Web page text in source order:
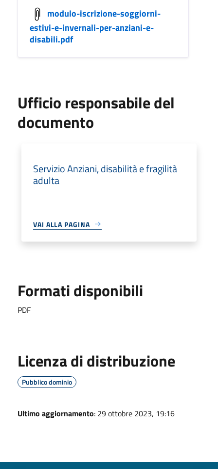
modulo-iscrizione-soggiorni-
estivi-e-invernali-per-anziani-e-
disabili.pdf
Ufficio responsabile del
documento
Servizio Anziani, disabilità e fragilità
adulta
VAI ALLA PAGINA
Formati disponibili
PDF
Licenza di distribuzione
Pubblico dominio
Ultimo aggiornamento: 29 ottobre 2023, 19:16